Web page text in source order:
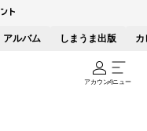
アルバム しまうま出版 カ
アカウントメニュー